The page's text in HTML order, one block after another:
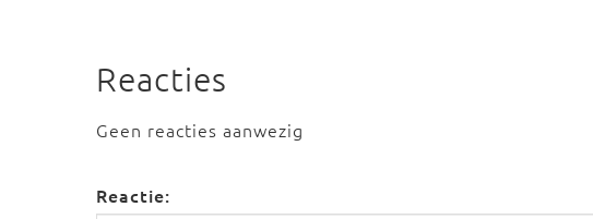
Reacties
Geen reacties aanwezig
Reactie: